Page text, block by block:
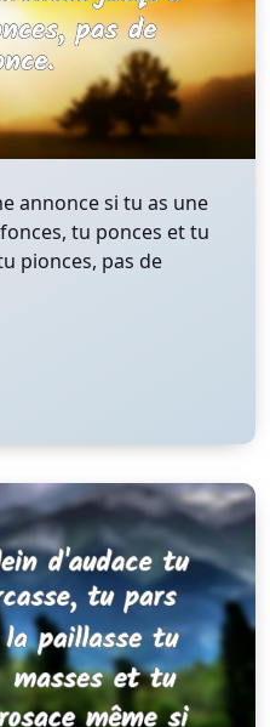
annonce si tu as une
tu ponces et tu
pionces, pas de